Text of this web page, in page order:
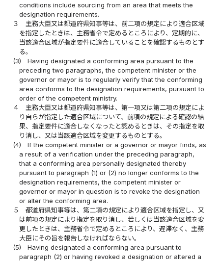
conditions include sourcing from an area that meets the
designation requirements.
３
主務大臣又は都道府県知事等は、前二項の規定により適合区域
を指定したときは、主務省令で定めるところにより、定期的に、
当該適合区域が指定要件に適合していることを確認するものとす
る。
(3)
Having designated a conforming area pursuant to the
preceding two paragraphs, the competent minister or the
governor or mayor is to regularly verify that the conforming
area conforms to the designation requirements, pursuant to
order of the competent ministry.
４
主務大臣又は都道府県知事等は、第一項又は第二項の規定によ
り自らが指定した適合区域について、前項の規定による確認の結
果、指定要件に適合しなくなったと認めるときは、その指定を取
り消し、又は当該適合区域を変更するものとする。
(4)
If the competent minister or a governor or mayor finds, as
a result of a verification under the preceding paragraph,
that a conforming area personally designated thereby
pursuant to paragraph (1) or (2) no longer conforms to the
designation requirements, the competent minister or
governor or mayor in question is to revoke the designation
or alter the conforming area.
５
都道府県知事等は、第二項の規定により適合区域を指定し、又
は前項の規定により指定を取り消し、若しくは当該適合区域を変
更したときは、主務省令で定めるところにより、遅滞なく、主務
大臣にその旨を報告しなければならない。
(5)
Having designated a conforming area pursuant to
paragraph (2) or having revoked a designation or altered a